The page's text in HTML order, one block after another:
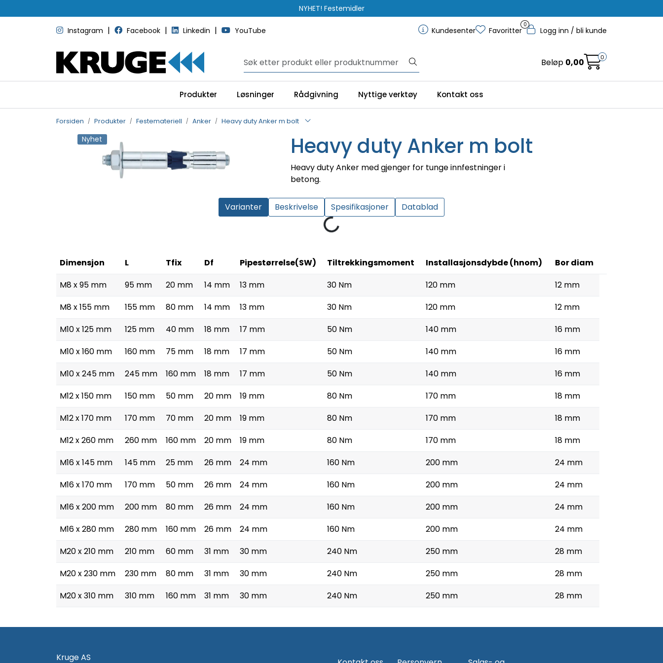
NYHET! Festemidler
Instagram | Facebook | Linkedin | YouTube Kundesenter
0
Favoritter Logg inn / bli kunde
Beløp 0,00 0
Produkter Løsninger Rådgivning Nyttige verktøy Kontakt oss
Forsiden Produkter Festemateriell Anker Heavy duty Anker m bolt
Heavy duty Anker m bolt
Nyhet
Heavy duty Anker med gjenger for tunge innfestninger i
betong.
Varianter Beskrivelse Spesifikasjoner Datablad
Loading...
Dimensjon L Tfix Df Pipestørrelse(SW) Tiltrekkingsmoment Installasjonsdybde (hnom)
Bor diam
M8 x 95 mm
95 mm 20 mm 14 mm 13 mm 30 Nm 120 mm
12 mm
M8 x 155 mm
155 mm 80 mm 14 mm 13 mm 30 Nm 120 mm
12 mm
M10 x 125 mm
125 mm 40 mm 18 mm 17 mm 50 Nm 140 mm
16 mm
M10 x 160 mm
160 mm 75 mm 18 mm 17 mm 50 Nm 140 mm
16 mm
M10 x 245 mm
245 mm 160 mm 18 mm 17 mm 50 Nm 140 mm
16 mm
M12 x 150 mm
150 mm 50 mm 20 mm 19 mm 80 Nm 170 mm
18 mm
M12 x 170 mm
170 mm 70 mm 20 mm 19 mm 80 Nm 170 mm
18 mm
M12 x 260 mm
260 mm 160 mm 20 mm 19 mm 80 Nm 170 mm
18 mm
M16 x 145 mm
145 mm 25 mm 26 mm 24 mm 160 Nm 200 mm
24 mm
M16 x 170 mm
170 mm 50 mm 26 mm 24 mm 160 Nm 200 mm
24 mm
M16 x 200 mm
200 mm 80 mm 26 mm 24 mm 160 Nm 200 mm
24 mm
M16 x 280 mm
280 mm 160 mm 26 mm 24 mm 160 Nm 200 mm
24 mm
M20 x 210 mm
210 mm 60 mm 31 mm 30 mm 240 Nm 250 mm
28 mm
M20 x 230 mm
230 mm 80 mm 31 mm 30 mm 240 Nm 250 mm
28 mm
M20 x 310 mm
310 mm 160 mm 31 mm 30 mm 240 Nm 250 mm 28 mm
Kruge AS